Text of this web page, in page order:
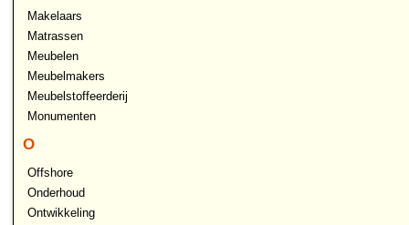
Makelaars
Matrassen
Meubelen
Meubelmakers
Meubelstoffeerderij
Monumenten
O
Offshore
Onderhoud
Ontwikkeling